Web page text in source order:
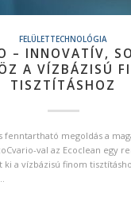
FELÜLETTECHNOLÓGIA
– INNOVATÍV,
A VÍZBÁZISÚ
TISZTÍTÁSHOZ
fenntartható megoldás a
val az Ecoclean egy
a vízbázisú finom